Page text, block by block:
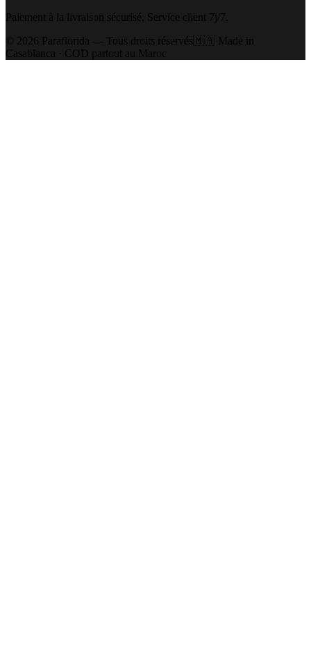
Paiement à la livraison sécurisé. Service client 7j/7.
©
2026 Paraflorida — Tous droits réservés🇲🇦 Made in
Casablanca · COD partout au Maroc